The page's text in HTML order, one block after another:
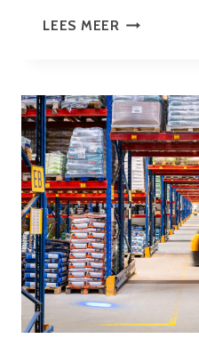
LEES MEER HOE
VEILIGE
EN
EFFICIËNTE
OPSLAG
VAN
JOUW
GOEDEREN